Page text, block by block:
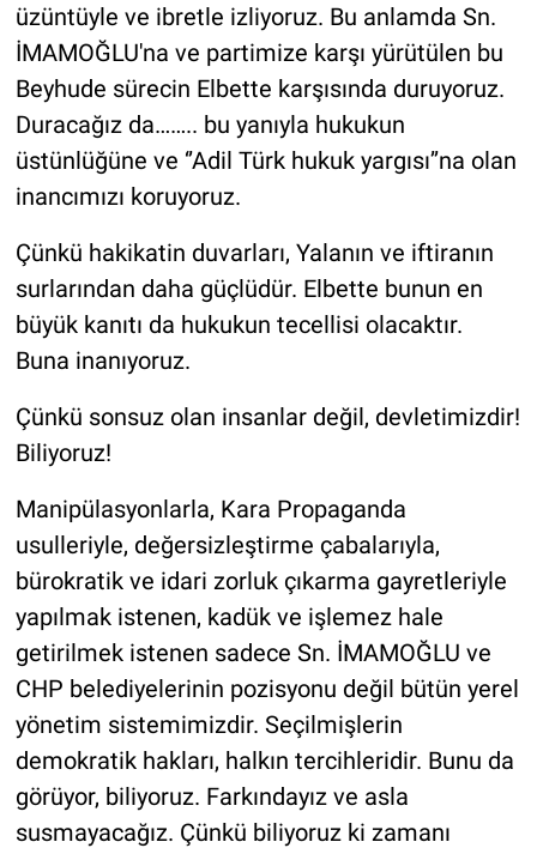
üzüntüyle ve ibretle izliyoruz. Bu anlamda Sn.
İMAMOĞLU'na ve partimize karşı yürütülen bu
Beyhude sürecin Elbette karşısında duruyoruz.
Duracağız da…….. bu yanıyla hukukun
üstünlüğüne ve ‘’Adil Türk hukuk yargısı’’na olan
inancımızı koruyoruz.
Çünkü hakikatin duvarları, Yalanın ve iftiranın
surlarından daha güçlüdür. Elbette bunun en
büyük kanıtı da hukukun tecellisi olacaktır.
Buna inanıyoruz.
Çünkü sonsuz olan insanlar değil, devletimizdir!
Biliyoruz!
Manipülasyonlarla, Kara Propaganda
usulleriyle, değersizleştirme çabalarıyla,
bürokratik ve idari zorluk çıkarma gayretleriyle
yapılmak istenen, kadük ve işlemez hale
getirilmek istenen sadece Sn. İMAMOĞLU ve
CHP belediyelerinin pozisyonu değil bütün yerel
yönetim sistemimizdir. Seçilmişlerin
demokratik hakları, halkın tercihleridir. Bunu da
görüyor, biliyoruz. Farkındayız ve asla
susmayacağız. Çünkü biliyoruz ki zamanı